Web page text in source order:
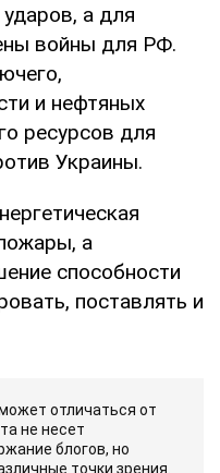
а для
войны для РФ.
и нефтяных
ресурсов для
Украины.
а
способности
поставлять и
отличаться от
не несет
блогов, но
точки зрения.